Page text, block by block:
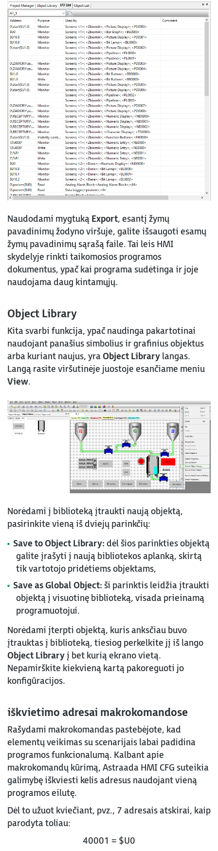
Naudodami mygtuką Export, esantį žymų
pavadinimų žodyno viršuje, galite išsaugoti esamų
žymų pavadinimų sąrašą faile. Tai leis HMI
skydelyje rinkti taikomosios programos
dokumentus, ypač kai programa sudėtinga ir joje
naudojama daug kintamųjų.
Object Library
Kita svarbi funkcija, ypač naudinga pakartotinai
naudojant panašius simbolius ir grafinius objektus
arba kuriant naujus, yraObject Library langas.
Langą rasite viršutinėje juostoje esančiame meniu
View.
Norėdami į biblioteką įtraukti naują objektą,
pasirinkite vieną iš dviejų parinkčių:
Save to Object Library: dėl šios parinkties objektą
galite įrašyti į naują bibliotekos aplanką, skirtą
tik vartotojo pridėtiems objektams,
Save as Global Object: ši parinktis leidžia įtraukti
objektą į visuotinę biblioteką, visada prieinamą
programuotojui.
Norėdami įterpti objektą, kuris anksčiau buvo
įtrauktas į biblioteką, tiesiog perkelkite jį iš lango
Object Libraryį bet kurią ekrano vietą.
Nepamirškite kiekvieną kartą pakoreguoti jo
konfigūracijos.
iškvietimo adresai makrokomandose
Rašydami makrokomandas pastebėjote, kad
elementų veikimas su scenarijais labai padidina
programos funkcionalumą. Kalbant apie
makrokomandų kūrimą, Astraada HMI CFG suteikia
galimybę iškviesti kelis adresus naudojant vieną
programos eilutę.
Dėl to užuot kviečiant, pvz., 7 adresais atskirai, kaip
parodyta toliau:
40001 = $U0